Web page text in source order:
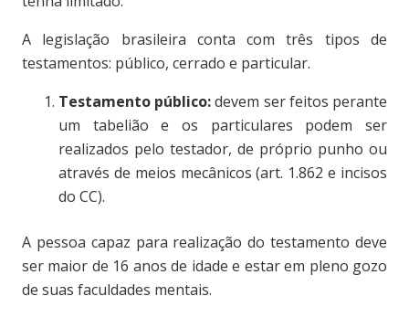
A legislação brasileira conta com três tipos de
testamentos: público, cerrado e particular.
Testamento público:devem ser feitos perante
um tabelião e os particulares podem ser
realizados pelo testador, de próprio punho ou
através de meios mecânicos (art. 1.862 e incisos
do CC).
A pessoa capaz para realização do testamento deve
ser maior de 16 anos de idade e estar em pleno gozo
de suas faculdades mentais.